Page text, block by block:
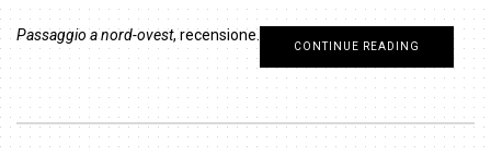
Passaggio a nord-ovest, recensione.
CONTINUE READING